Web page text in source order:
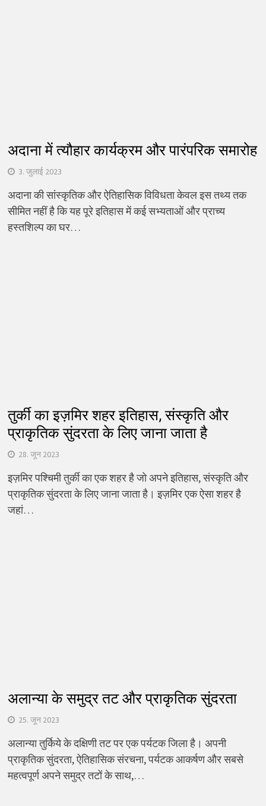
अदाना में त्यौहार कार्यक्रम और पारंपरिक समारोह
3. जुलाई 2023
अदाना की सांस्कृतिक और ऐतिहासिक विविधता केवल इस तथ्य तक
सीमित नहीं है कि यह पूरे इतिहास में कई सभ्यताओं और प्राच्य
हस्तशिल्प का घर…
तुर्की का इज़मिर शहर इतिहास, संस्कृति और
प्राकृतिक सुंदरता के लिए जाना जाता है
28. जून 2023
इज़मिर पश्चिमी तुर्की का एक शहर है जो अपने इतिहास, संस्कृति और
प्राकृतिक सुंदरता के लिए जाना जाता है। इज़मिर एक ऐसा शहर है
जहां…
अलान्या के समुद्र तट और प्राकृतिक सुंदरता
25. जून 2023
अलान्या तुर्किये के दक्षिणी तट पर एक पर्यटक जिला है। अपनी
प्राकृतिक सुंदरता, ऐतिहासिक संरचना, पर्यटक आकर्षण और सबसे
महत्वपूर्ण अपने समुद्र तटों के साथ,…